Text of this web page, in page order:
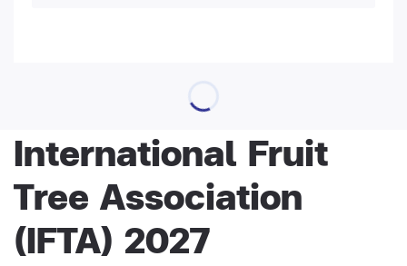
International Fruit
Tree Association
(IFTA) 2027